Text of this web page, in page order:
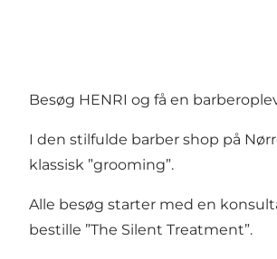
Besøg HENRI og få en
I den stilfulde barber shop på
klassisk ”grooming”.
Alle besøg starter med en
bestille ”The Silent Treatment”.